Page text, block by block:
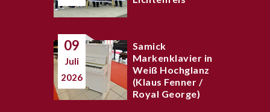
09
Juli
2026
Samick
Markenklavier in
Weiß Hochglanz
(Klaus Fenner /
Royal George)